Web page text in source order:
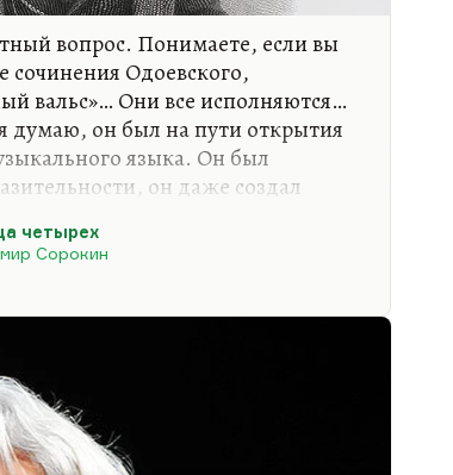
вопрос. Понимаете, если вы
Одоевского,
вальс»… Они все исполняются…
думаю, он был на пути открытия
языка. Он был
он даже создал
а это был обычный
тонов, с большим
была больше, что ли, не 12
он столкнулся с нотами,…
четырех
Сорокин